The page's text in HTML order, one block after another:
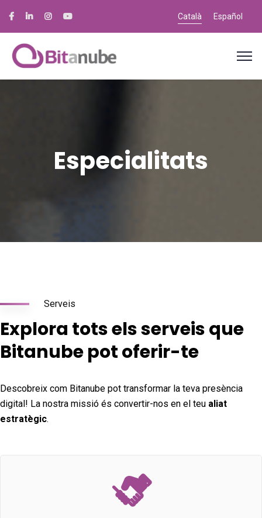
Català Español
Especialitats
Serveis
Explora tots els serveis que
Bitanube pot oferir-te
Descobreix com Bitanube pot transformar la teva presència
digital! La nostra missió és convertir-nos en el teu aliat
estratègic.